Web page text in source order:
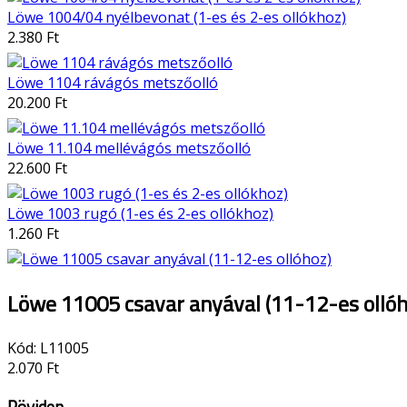
Löwe 1004/04 nyélbevonat (1-es és 2-es ollókhoz)
2.380 Ft
Löwe 1104 rávágós metszőolló
20.200 Ft
Löwe 11.104 mellévágós metszőolló
22.600 Ft
Löwe 1003 rugó (1-es és 2-es ollókhoz)
1.260 Ft
Löwe 11005 csavar anyával (11-12-es
Kód: L11005
2.070 Ft